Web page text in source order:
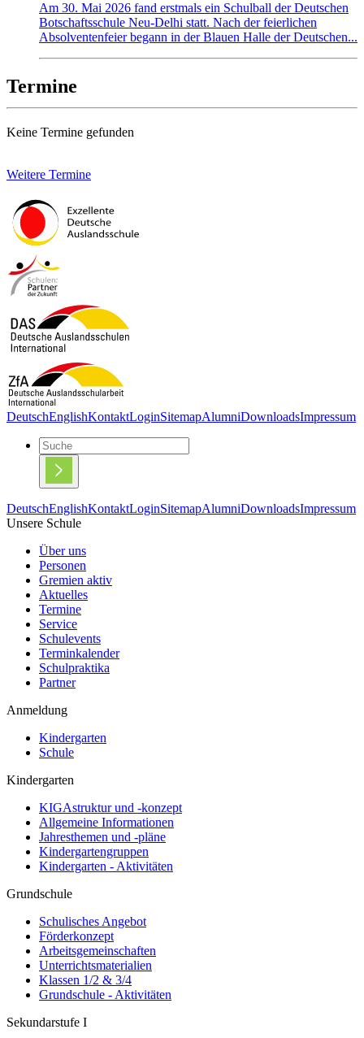
Am 30. Mai 2026 fand erstmals ein Schulball der Deutschen
Botschaftsschule Neu-Delhi statt. Nach der feierlichen
Absolventenfeier begann in der Blauen Halle der Deutschen...
Termine
Keine Termine gefunden
Weitere Termine
DeutschEnglishKontaktLoginSitemapAlumniDownloadsImpressum
DeutschEnglishKontaktLoginSitemapAlumniDownloadsImpressum
Unsere Schule
Über uns
Personen
Gremien aktiv
Aktuelles
Termine
Service
Schulevents
Terminkalender
Schulpraktika
Partner
Anmeldung
Kindergarten
Schule
Kindergarten
KIGAstruktur und -konzept
Allgemeine Informationen
Jahresthemen und -pläne
Kindergartengruppen
Kindergarten - Aktivitäten
Grundschule
Schulisches Angebot
Förderkonzept
Arbeitsgemeinschaften
Unterrichtsmaterialien
Klassen 1/2 & 3/4
Grundschule - Aktivitäten
Sekundarstufe I